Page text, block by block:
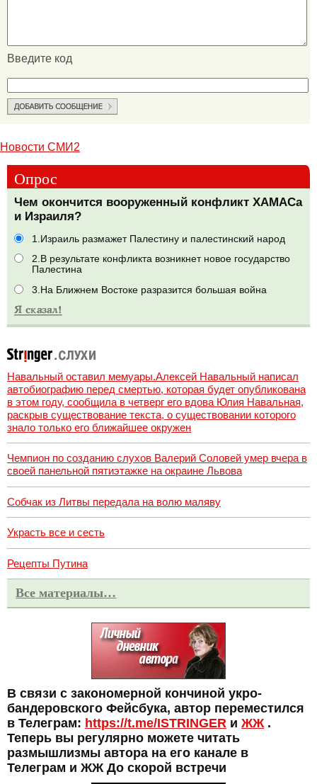
Введите код
Новости СМИ2
Опрос
Чем окончится вооруженный конфликт ХАМАСа
и Израиля?
1.Израиль размажет Палестину и палестинский народ
2.В результате конфликта возникнет новое государство
Палестина
3.На Ближнем Востоке разразится большая война
Навальный оставил мемуары.Алексей Навальный написал
автобиографию перед смертью, которая будет опубликована
в этом году, сообщила в четверг его вдова Юлия Навальная,
раскрыв существование текста, о существовании которого
знало только его ближайшее окружен
Чемпион по созданию слухов Валерий Соловей умер вчера в
своей панельной пятиэтажке на окраине Львова
Собчак из Литвы передала на волю маляву
Украсть все и сесть
Рецепты Путина
Все материалы…
В связи с закономерной кончиной укро-
бандеровского Фейсбука, автор переместился
в Телеграм: https://t.me/ISTRINGER и ЖЖ.
Теперь вы регулярно можете читать
размышлизмы автора на его канале в
Телеграм и ЖЖ До скорой встречи